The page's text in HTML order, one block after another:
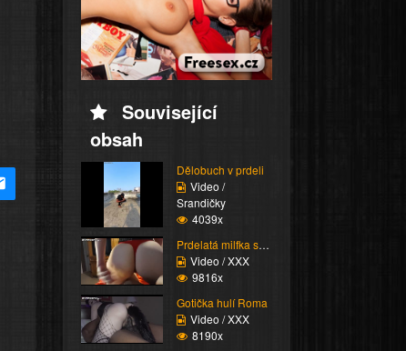
Související
obsah
Dělobuch v prdeli
Video /
Srandičky
4039x
Prdelatá milfka si ose...
Video / XXX
9816x
Gotička hulí Roma
Video / XXX
8190x